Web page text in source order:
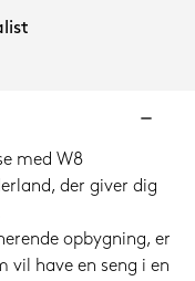
med W8
der giver dig
opbygning, er
vil have en seng i en